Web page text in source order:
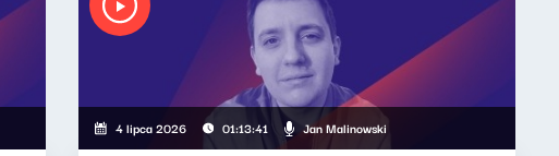
4 lipca 2026 01:13:41 Jan Malinowski